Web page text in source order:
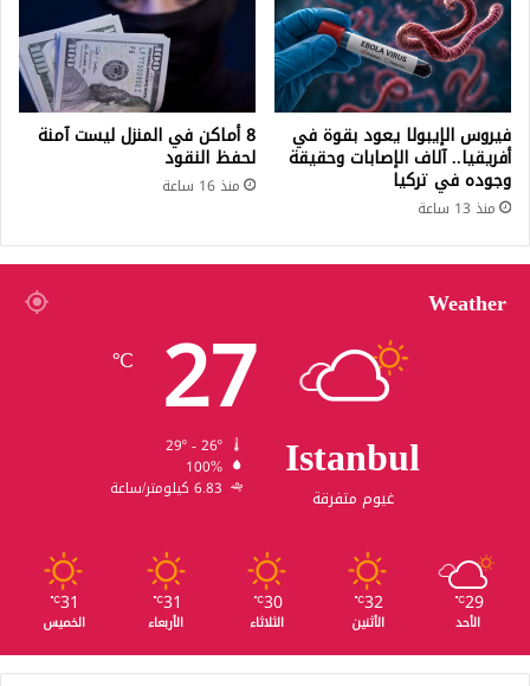
فيروس الإيبولا يعود بقوة في
أفريقيا.. آلاف الإصابات وحقيقة
وجوده في تركيا
منذ 13 ساعة
8 أماكن في المنزل ليست آمنة
لحفظ النقود
منذ 16 ساعة
Weather
Istanbul
غيوم متفرقة
27
℃
100%
6.83 كيلومتر/ساعة
29
℃
الأحد
32
℃
الأثنين
30
℃
الثلاثاء
31
℃
الأربعاء
31
℃
الخميس